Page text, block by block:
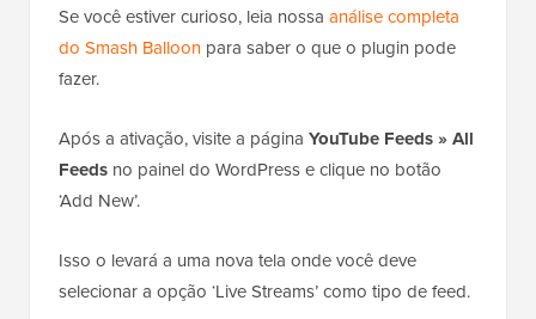
Se você estiver curioso, leia nossa análise completa
do Smash Balloon para saber o que o plugin pode
fazer.
Após a ativação, visite a página YouTube Feeds » All
Feeds no painel do WordPress e clique no botão
‘Add New’.
Isso o levará a uma nova tela onde você deve
selecionar a opção ‘Live Streams’ como tipo de feed.